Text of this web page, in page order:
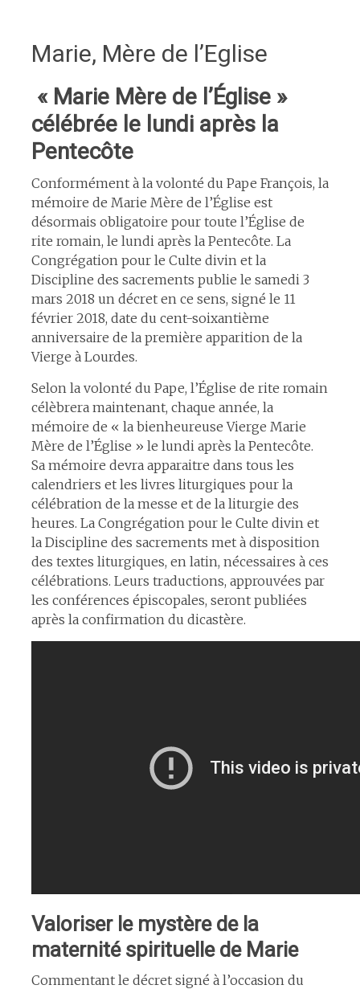
Marie, Mère de l’Eglise
« Marie Mère de l’Église »
célébrée le lundi après la
Pentecôte
Conformément à la volonté du Pape François, la
mémoire de Marie Mère de l’Église est
désormais obligatoire pour toute l’Église de
rite romain, le lundi après la Pentecôte. La
Congrégation pour le Culte divin et la
Discipline des sacrements publie le samedi 3
mars 2018 un décret en ce sens, signé le 11
février 2018, date du cent-soixantième
anniversaire de la première apparition de la
Vierge à Lourdes.
Selon la volonté du Pape, l’Église de rite romain
célèbrera maintenant, chaque année, la
mémoire de « la bienheureuse Vierge Marie
Mère de l’Église » le lundi après la Pentecôte.
Sa mémoire devra apparaitre dans tous les
calendriers et les livres liturgiques pour la
célébration de la messe et de la liturgie des
heures. La Congrégation pour le Culte divin et
la Discipline des sacrements met à disposition
des textes liturgiques, en latin, nécessaires à ces
célébrations. Leurs traductions, approuvées par
les conférences épiscopales, seront publiées
après la confirmation du dicastère.
Valoriser le mystère de la
maternité spirituelle de Marie
Commentant le décret signé à l’occasion du